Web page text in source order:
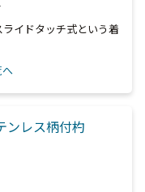
イドタッチ式という着
へ
レス柄付杓